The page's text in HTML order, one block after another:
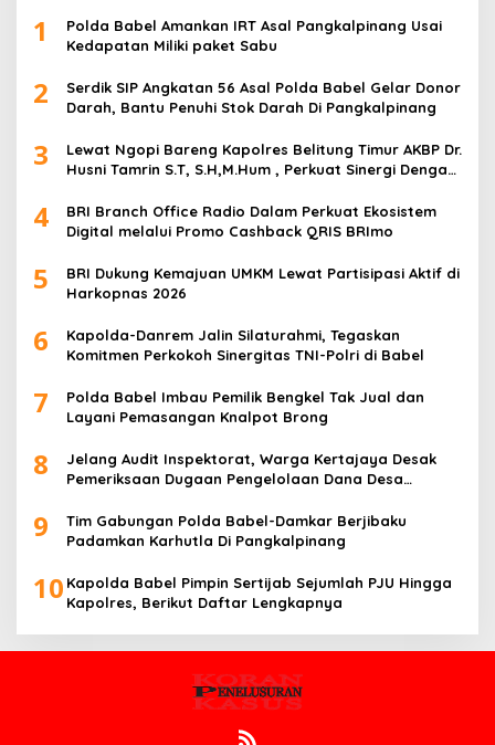
1
Polda Babel Amankan IRT Asal Pangkalpinang Usai
Kedapatan Miliki paket Sabu
2
Serdik SIP Angkatan 56 Asal Polda Babel Gelar Donor
Darah, Bantu Penuhi Stok Darah Di Pangkalpinang
3
Lewat Ngopi Bareng Kapolres Belitung Timur AKBP Dr.
Husni Tamrin S.T, S.H,M.Hum , Perkuat Sinergi Dengan
4
BRI Branch Office Radio Dalam Perkuat Ekosistem
Digital melalui Promo Cashback QRIS BRImo
5
BRI Dukung Kemajuan UMKM Lewat Partisipasi Aktif di
Harkopnas 2026
6
Kapolda-Danrem Jalin Silaturahmi, Tegaskan
Komitmen Perkokoh Sinergitas TNI-Polri di Babel
7
Polda Babel Imbau Pemilik Bengkel Tak Jual dan
Layani Pemasangan Knalpot Brong
8
Jelang Audit Inspektorat, Warga Kertajaya Desak
Pemeriksaan Dugaan Pengelolaan Dana Desa
9
Tim Gabungan Polda Babel-Damkar Berjibaku
Padamkan Karhutla Di Pangkalpinang
10 Kapolda Babel Pimpin Sertijab Sejumlah PJU Hingga
Kapolres, Berikut Daftar Lengkapnya